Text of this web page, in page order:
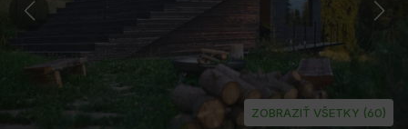
ZOBRAZIŤ VŠETKY (60)